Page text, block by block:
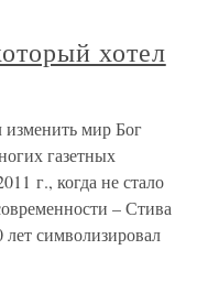
хотел
изменить мир Бог
газетных
г., когда не стало
– Стива
символизировал